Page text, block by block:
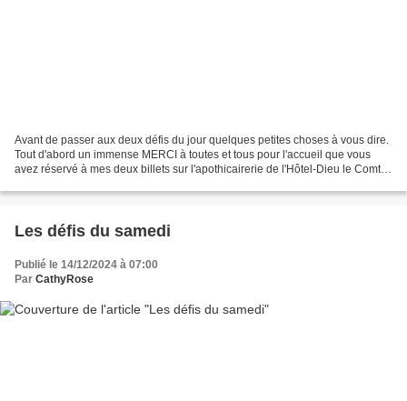
Avant de passer aux deux défis du jour quelques petites choses à vous dire.
Tout d'abord un immense MERCI à toutes et tous pour l'accueil que vous
avez réservé à mes deux billets sur l'apothicairerie de l'Hôtel-Dieu le Comte
Les défis du samedi
Publié le 14/12/2024 à 07:00
Par CathyRose